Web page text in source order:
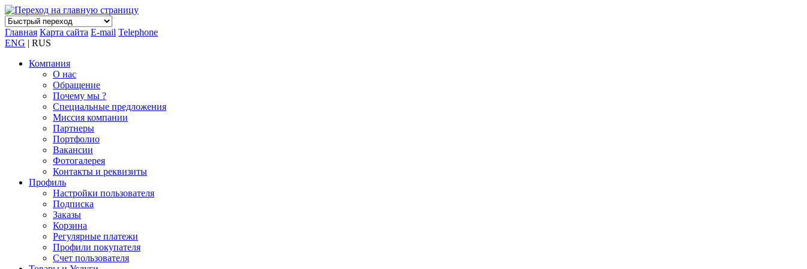
Главная Карта сайта E-mail Telephone
ENG | RUS
Компания
О нас
Обращение
Почему мы ?
Специальные предложения
Миссия компании
Партнеры
Портфолио
Вакансии
Фотогалерея
Контакты и реквизиты
Профиль
Настройки пользователя
Подписка
Заказы
Корзина
Регулярные платежи
Профили покупателя
Счет пользователя